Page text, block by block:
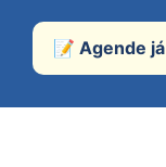
📝 Agende já